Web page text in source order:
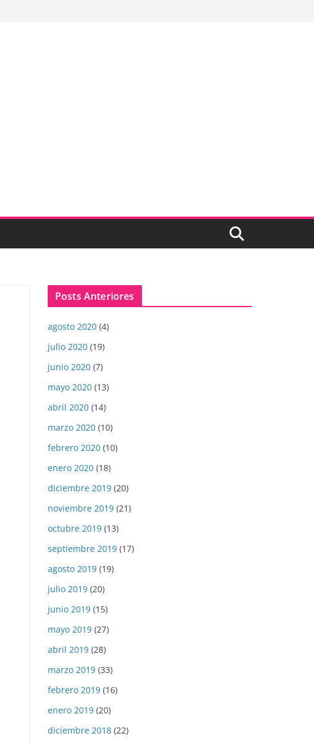
Posts Anteriores
agosto 2020 (4)
julio 2020 (19)
junio 2020 (7)
mayo 2020 (13)
abril 2020 (14)
marzo 2020 (10)
febrero 2020 (10)
enero 2020 (18)
diciembre 2019 (20)
noviembre 2019 (21)
octubre 2019 (13)
septiembre 2019 (17)
agosto 2019 (19)
julio 2019 (20)
junio 2019 (15)
mayo 2019 (27)
abril 2019 (28)
marzo 2019 (33)
febrero 2019 (16)
enero 2019 (20)
diciembre 2018 (22)